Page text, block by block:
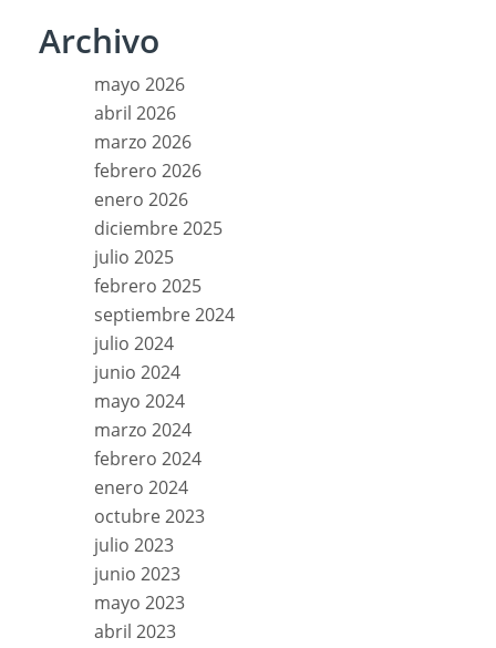
Archivo
mayo 2026
abril 2026
marzo 2026
febrero 2026
enero 2026
diciembre 2025
julio 2025
febrero 2025
septiembre 2024
julio 2024
junio 2024
mayo 2024
marzo 2024
febrero 2024
enero 2024
octubre 2023
julio 2023
junio 2023
mayo 2023
abril 2023